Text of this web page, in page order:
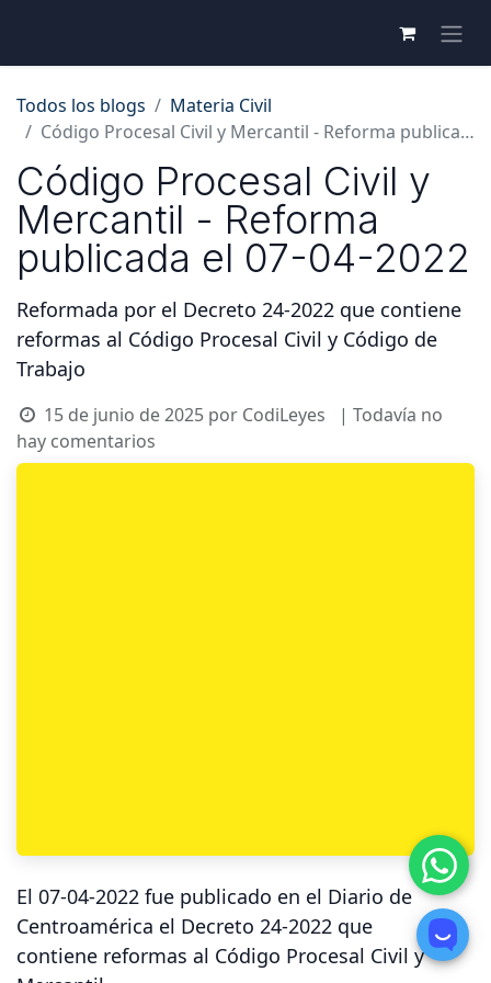
Todos los blogs
Materia Civil
Código Procesal Civil y Mercantil - Reforma publicada el 07-04-2022
Código Procesal Civil y
Mercantil - Reforma
publicada el 07-04-2022
Reformada por el Decreto 24-2022 que contiene
reformas al Código Procesal Civil y Código de
Trabajo
15 de junio de 2025 por CodiLeyes
| Todavía no
hay comentarios
El 07-04-2022 fue publicado en el Diario de
Centroamérica el Decreto 24-2022 que
contiene reformas al Código Procesal Civil y